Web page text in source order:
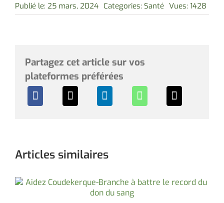
Publié le: 25 mars, 2024 Categories: Santé Vues: 1428
Partagez cet article sur vos
plateformes préférées
Articles similaires